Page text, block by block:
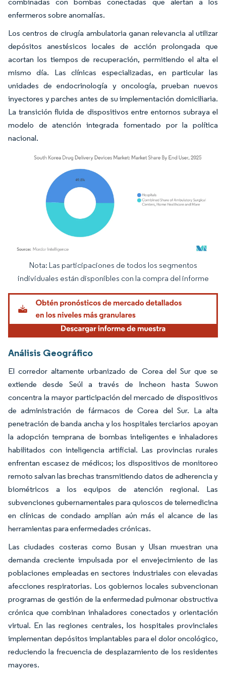
enfermeros sobre anomalías.
Los centros de cirugía ambulatoria ganan relevancia al utilizar
depósitos anestésicos locales de acción prolongada que
acortan los tiempos de recuperación, permitiendo el alta el
mismo día. Las clínicas especializadas, en particular las
unidades de endocrinología y oncología, prueban nuevos
inyectores y parches antes de su implementación domiciliaria.
La transición fluida de dispositivos entre entornos subraya el
modelo de atención integrada fomentado por la política
nacional.
Imagen © Mordor Intelligence. El uso requiere atribución según CC BY 4.0.
Nota: Las participaciones de todos los segmentos
individuales están disponibles con la compra del informe
Análisis Geográfico
El corredor altamente urbanizado de Corea del Sur que se
extiende desde Seúl a través de Incheon hasta Suwon
concentra la mayor participación del mercado de dispositivos
de administración de fármacos de Corea del Sur. La alta
penetración de banda ancha y los hospitales terciarios apoyan
la adopción temprana de bombas inteligentes e inhaladores
habilitados con inteligencia artificial. Las provincias rurales
enfrentan escasez de médicos; los dispositivos de monitoreo
remoto salvan las brechas transmitiendo datos de adherencia y
biométricos a los equipos de atención regional. Las
subvenciones gubernamentales para quioscos de telemedicina
en clínicas de condado amplían aún más el alcance de las
herramientas para enfermedades crónicas.
Las ciudades costeras como Busan y Ulsan muestran una
demanda creciente impulsada por el envejecimiento de las
poblaciones empleadas en sectores industriales con elevadas
afecciones respiratorias. Los gobiernos locales subvencionan
programas de gestión de la enfermedad pulmonar obstructiva
crónica que combinan inhaladores conectados y orientación
virtual. En las regiones centrales, los hospitales provinciales
implementan depósitos implantables para el dolor oncológico,
reduciendo la frecuencia de desplazamiento de los residentes
mayores.